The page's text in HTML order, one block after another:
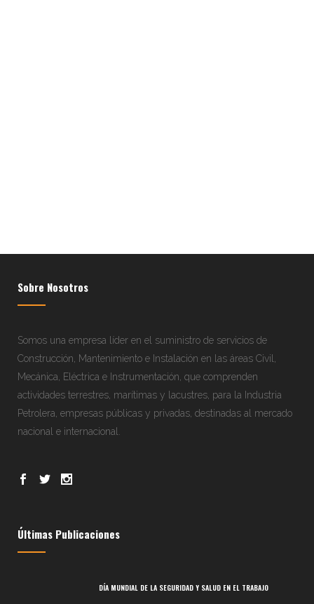
Sobre Nosotros
Somos una empresa líder en el suministro de servicios de
Construcción, Mantenimiento e Instalación en las áreas Civil,
Mecánica, Eléctrica e Instrumentación, que comprenden
actividades terrestres, marítimas y lacustres, para la Industria
Petrolera, empresas públicas y privadas, destinadas al mercado
nacional e internacional.
Últimas Publicaciones
DÍA MUNDIAL DE LA SEGURIDAD Y SALUD EN EL TRABAJO